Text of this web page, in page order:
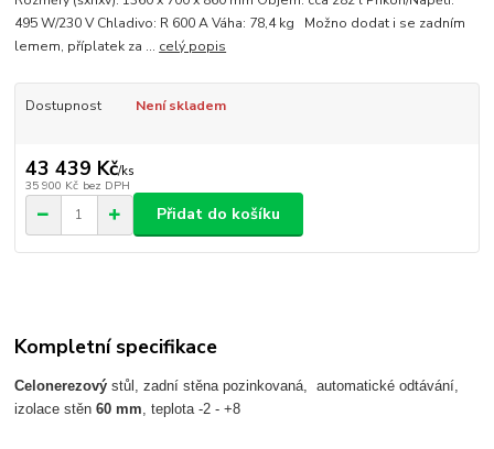
495 W/230 V Chladivo: R 600 A Váha: 78,4 kg Možno dodat i se zadním
lemem, příplatek za ... celý popis
Dostupnost Není skladem
43 439 Kč/ks
35 900 Kč bez DPH
Přidat do košíku
Kompletní specifikace
Celonerezový stůl, zadní stěna pozinkovaná, automatické odtávání,
izolace stěn60 mm, teplota -2 - +8